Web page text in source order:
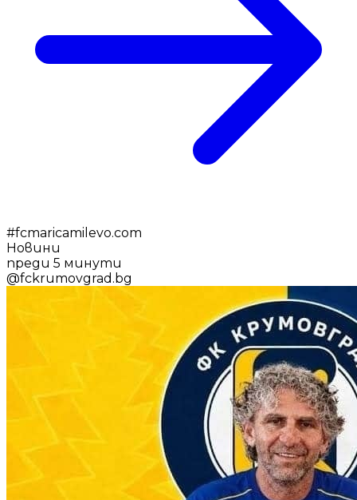
#fcmaricamilevo.com
Новини
преди 5 минути
@fckrumovgrad.bg